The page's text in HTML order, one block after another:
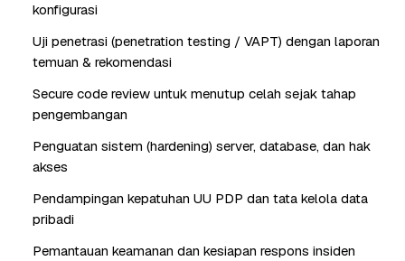
konfigurasi
Uji penetrasi (penetration testing / VAPT) dengan laporan
temuan & rekomendasi
Secure code review untuk menutup celah sejak tahap
pengembangan
Penguatan sistem (hardening) server, database, dan hak
akses
Pendampingan kepatuhan UU PDP dan tata kelola data
pribadi
Pemantauan keamanan dan kesiapan respons insiden